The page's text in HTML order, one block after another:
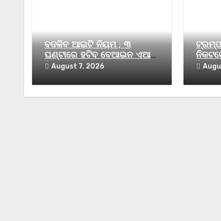
ବଦଳିବ ଆଇଟି ନିୟମ ; ୩
ଘଣ୍ଟାରେ ହଟିବ ବେଆଇନ ଏଆଇ
ବିଷୟବସ୍ତୁ
August 7, 2026
ବିମାନ